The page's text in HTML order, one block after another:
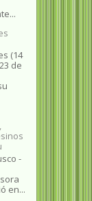
(14
de
-
en...